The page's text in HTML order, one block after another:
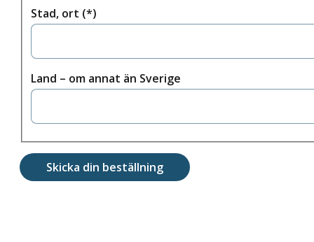
Stad, ort
Land – om annat än Sverige
Skicka din beställning